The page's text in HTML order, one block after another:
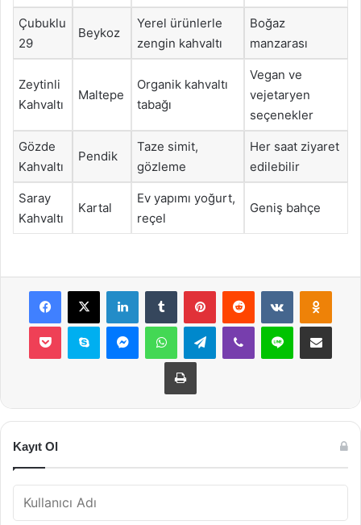
Çubuklu
29
Beykoz
Yerel ürünlerle
zengin kahvaltı
Boğaz
manzarası
Zeytinli
Kahvaltı
Maltepe
Organik kahvaltı
tabağı
Vegan ve
vejetaryen
seçenekler
Gözde
Kahvaltı
Pendik
Taze simit,
gözleme
Her saat ziyaret
edilebilir
Saray
Kahvaltı
Kartal
Ev yapımı yoğurt,
reçel
Geniş bahçe
Facebook
X LinkedInTumblr PinterestReddit VKontakte
Pocket Skype MessengerWhatsAppTelegramViber Line E-Posta ile
Yazdır
Kayıt Ol